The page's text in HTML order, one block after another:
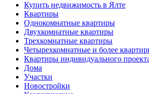
Купить недвижимость в Ялте
Квартиры
Однокомнатные квартиры
Двухкомнатные квартиры
Трехкомнатные квартиры
Четырехкомнатные и более
Квартиры индивидуального
Дома
Участки
Новостройки